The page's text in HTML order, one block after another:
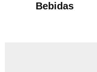
Bebidas